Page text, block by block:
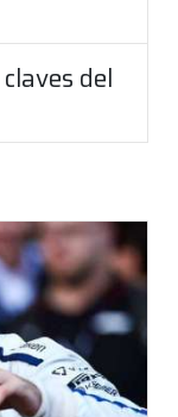
del